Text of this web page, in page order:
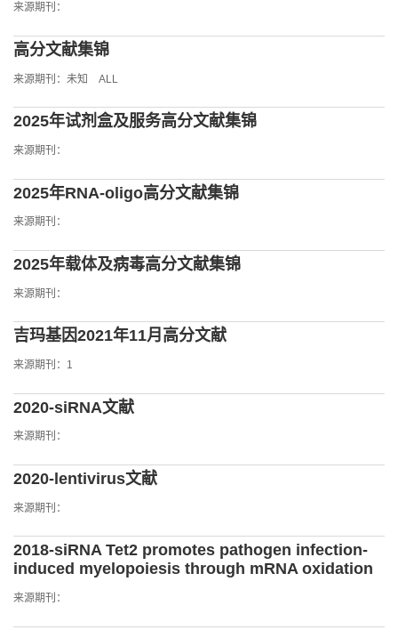
来源期刊：
高分文献集锦
来源期刊：未知 ALL
2025年试剂盒及服务高分文献集锦
来源期刊：
2025年RNA-oligo高分文献集锦
来源期刊：
2025年载体及病毒高分文献集锦
来源期刊：
吉玛基因2021年11月高分文献
来源期刊：1
2020-siRNA文献
来源期刊：
2020-lentivirus文献
来源期刊：
2018-siRNA Tet2 promotes pathogen infection-
induced myelopoiesis through mRNA oxidation
来源期刊：